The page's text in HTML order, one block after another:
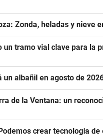
Zonda, heladas y nieve
un tramo vial clave para la
un albañil en agosto de
de la Ventana: un
crear tecnología